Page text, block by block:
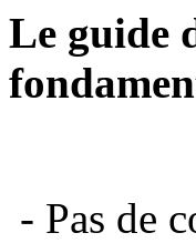
Le guide
- Pas de